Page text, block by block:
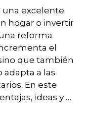
una excelente
hogar o invertir
reforma
el
que también
adapta a las
En este
ideas y …